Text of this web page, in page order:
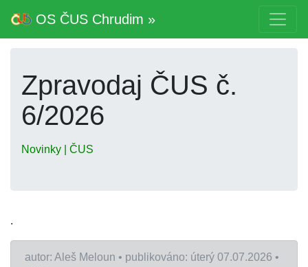
OS ČUS Chrudim »
Zpravodaj ČUS č.
6/2026
Novinky | ČUS
.
autor: Aleš Meloun • publikováno: úterý 07.07.2026 •